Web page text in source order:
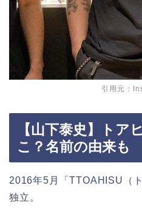
引用元：
【山下泰史】トア
こ？名前の由来も
2016年5月「TTOAHISU（
独立。